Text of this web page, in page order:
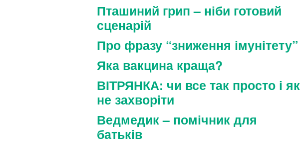
Пташиний грип – ніби готовий
сценарій
Про фразу “зниження імунітету”
Яка вакцина краща?
ВІТРЯНКА: чи все так просто і як
не захворіти
Ведмедик – помічник для
батьків